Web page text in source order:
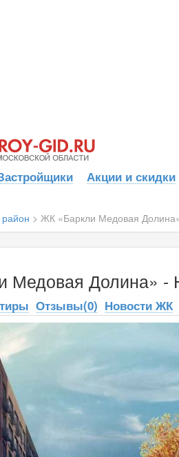
Акции и скидки
> ЖК «Баркли Медовая
Медовая Долина» -
Отзывы(0) Новости ЖК